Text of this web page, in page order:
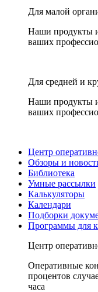
Для малой
Наши продукты
ваших
Для средней и
Наши продукты
ваших
Центр
Обзоры и
Библиотека
Умные рассылки
Калькуляторы
Календари
Подборки
Программы для
Центр
Оперативные
процентов
часа